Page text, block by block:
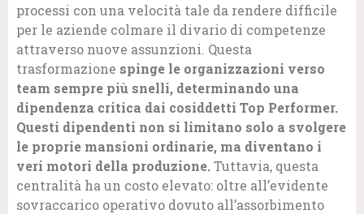
processi con una velocità tale da rendere difficile
per le aziende colmare il divario di competenze
attraverso nuove assunzioni. Questa
trasformazione spinge le organizzazioni verso
team sempre più snelli, determinando una
dipendenza critica dai cosiddetti Top Performer.
Questi dipendenti non si limitano solo a svolgere
le proprie mansioni ordinarie, ma diventano i
veri motori della produzione.Tuttavia, questa
centralità ha un costo elevato: oltre all’evidente
sovraccarico operativo dovuto all’assorbimento